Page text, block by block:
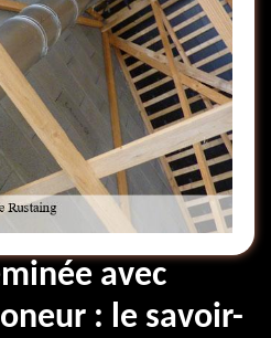
avec
: le savoir-